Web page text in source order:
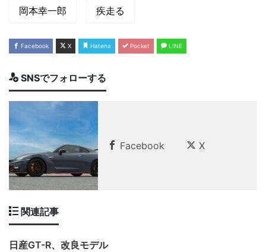
岡本幸一郎 疾走る
Facebook X Hatena Pocket LINE
SNSでフォローする
Facebook X
関連記事
日産GT-R、改良モデル